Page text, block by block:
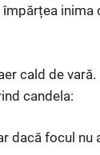
inima
cald de
candela:
dacă focul nu